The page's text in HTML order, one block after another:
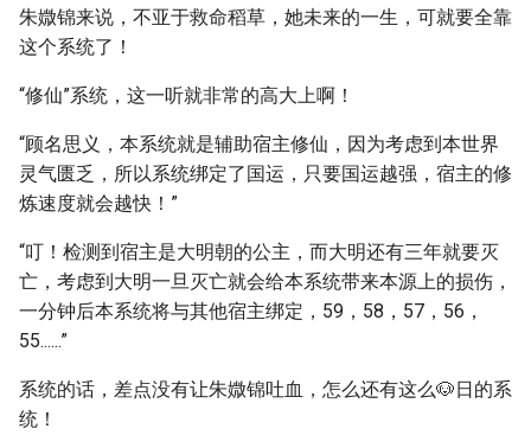
朱媺锦来说，不亚于救命稻草，她未来的一生，可就要全靠
这个系统了！
“修仙”系统，这一听就非常的高大上啊！
“顾名思义，本系统就是辅助宿主修仙，因为考虑到本世界
灵气匮乏，所以系统绑定了国运，只要国运越强，宿主的修
炼速度就会越快！”
“叮！检测到宿主是大明朝的公主，而大明还有三年就要灭
亡，考虑到大明一旦灭亡就会给本系统带来本源上的损伤，
一分钟后本系统将与其他宿主绑定，59，58，57，56，
55......”
系统的话，差点没有让朱媺锦吐血，怎么还有这么🐶日的系
统！